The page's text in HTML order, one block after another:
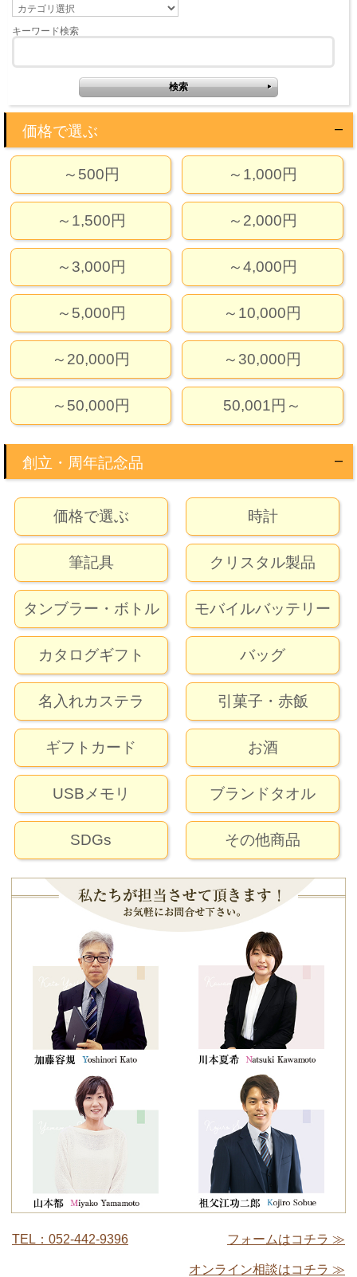
キーワード検索
価格で選ぶ
～500円
～1,500円
～3,000円
～5,000円
～20,000円
～50,000円
～1,000円
～2,000円
～4,000円
～10,000円
～30,000円
50,001円～
創立・周年記念品
価格で選ぶ
筆記具
タンブラー・ボトル
カタログギフト
名入れカステラ
ギフトカード
USBメモリ
SDGs
時計
クリスタル製品
モバイルバッテリー
バッグ
引菓子・赤飯
お酒
ブランドタオル
その他商品
TEL：052-442-9396 フォームはコチラ ≫
オンライン相談はコチラ ≫